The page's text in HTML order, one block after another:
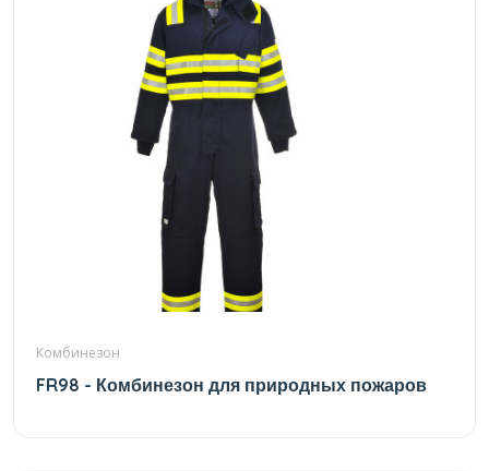
Комбинезон
FR98 - Комбинезон для природных пожаров